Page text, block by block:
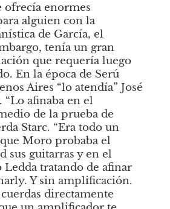
enormes
alguien con la
de García, el
tenía un gran
que requería luego
En la época de Serú
Aires “lo atendía” José
afinaba en el
de la prueba de
Starc. “Era todo un
Moro probaba el
sus guitarras y en el
tratando de afinar
Y sin amplificación.
directamente